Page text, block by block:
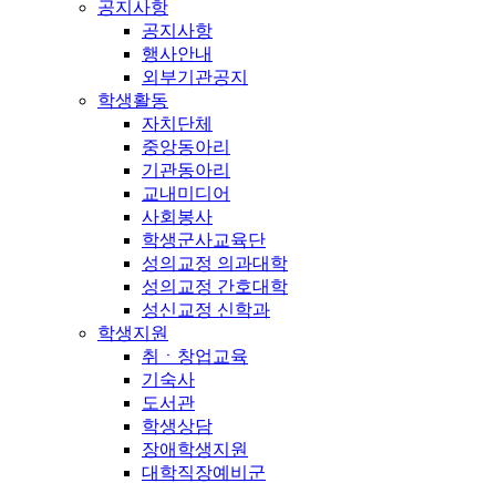
공지사항
공지사항
행사안내
외부기관공지
학생활동
자치단체
중앙동아리
기관동아리
교내미디어
사회봉사
학생군사교육단
성의교정 의과대학
성의교정 간호대학
성신교정 신학과
학생지원
취ㆍ창업교육
기숙사
도서관
학생상담
장애학생지원
대학직장예비군